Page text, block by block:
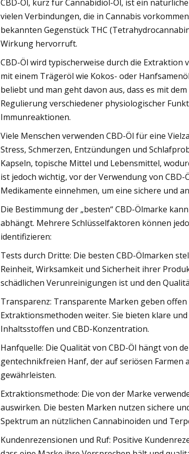
CBD-Öl, kurz für Cannabidiol-Öl, ist ein
vielen Verbindungen, die in Cannabis
bekannten Gegenstück THC
Wirkung hervorruft.
CBD-Öl wird typischerweise durch die Extraktion
mit einem Trägeröl wie Kokos- oder
beliebt und man geht davon aus, dass es mit
Regulierung verschiedener physiologischer
Immunreaktionen.
Viele Menschen verwenden CBD-Öl für eine
Stress, Schmerzen, Entzündungen und
Kapseln, topische Mittel und Lebensmittel,
ist jedoch wichtig, vor der Verwendung von
Medikamente einnehmen, um eine sichere und
Die Bestimmung der „besten“ CBD-Ölmarke
abhängt. Mehrere Schlüsselfaktoren können
identifizieren:
Tests durch Dritte: Die besten CBD-Ölmarken
Reinheit, Wirksamkeit und Sicherheit ihrer
schädlichen Verunreinigungen ist und den
Transparenz: Transparente Marken geben
Extraktionsmethoden weiter. Sie bieten klare
Inhaltsstoffen und CBD-Konzentration.
Hanfquelle: Die Qualität von CBD-Öl hängt von
gentechnikfreien Hanf, der auf seriösen
gewährleisten.
Extraktionsmethode: Die von der Marke
auswirken. Die besten Marken nutzen sichere
Spektrum an nützlichen Cannabinoiden und
Kundenrezensionen und Ruf: Positive